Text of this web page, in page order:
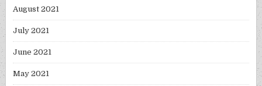
August 2021
July 2021
June 2021
May 2021